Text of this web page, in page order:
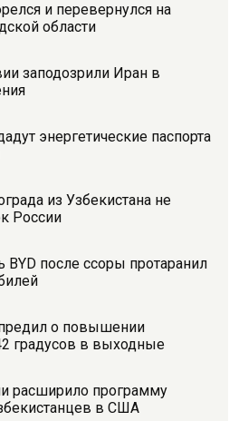
и перевернулся на
области
заподозрили Иран в
энергетические паспорта
из Узбекистана не
России
BYD после ссоры протаранил
о повышении
градусов в выходные
расширило программу
в США